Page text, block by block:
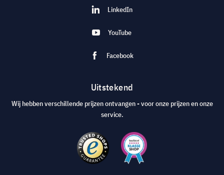
LinkedIn
YouTube
Facebook
Uitstekend
Wij hebben verschillende prijzen ontvangen - voor onze prijzen en onze
service.